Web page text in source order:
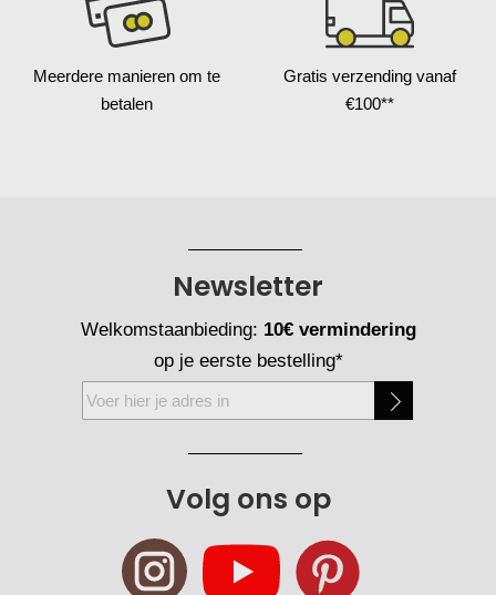
Meerdere manieren om te
betalen
Gratis verzending vanaf
€100**
Volg ons op
Newsletter
Welkomstaanbieding: 10€ vermindering
op je eerste bestelling*
Abonneer
u